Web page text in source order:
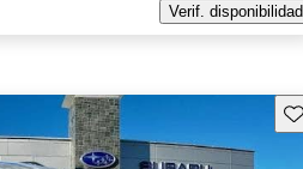
Verif. disponibilidad